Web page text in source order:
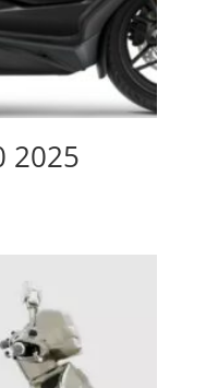
2025